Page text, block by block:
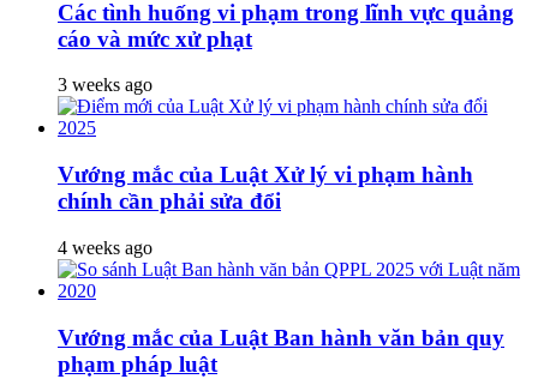
Các tình huống vi phạm trong lĩnh vực quảng
cáo và mức xử phạt
3 weeks ago
Vướng mắc của Luật Xử lý vi phạm hành
chính cần phải sửa đổi
4 weeks ago
Vướng mắc của Luật Ban hành văn bản quy
phạm pháp luật